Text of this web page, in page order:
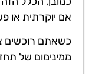
אם יוקרתית או
כשאתם רוכשים
ממינימום של